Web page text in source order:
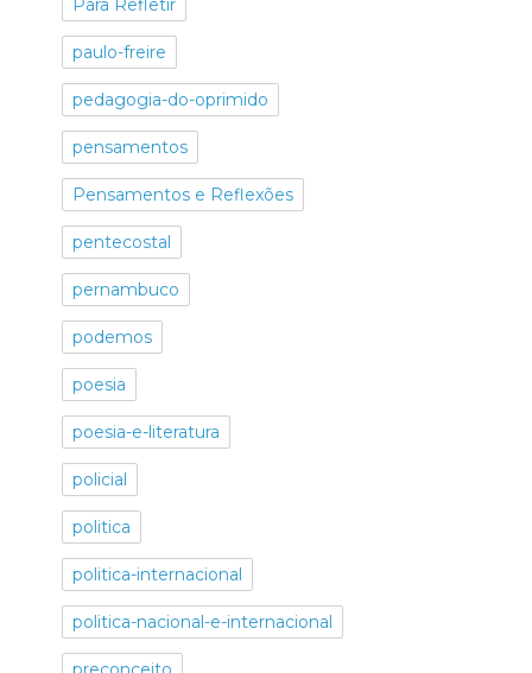
Para Refletir
paulo-freire
pedagogia-do-oprimido
pensamentos
Pensamentos e Reflexões
pentecostal
pernambuco
podemos
poesia
poesia-e-literatura
policial
politica
politica-internacional
politica-nacional-e-internacional